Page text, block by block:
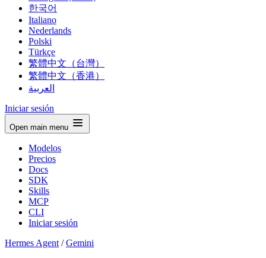
한국어
Italiano
Nederlands
Polski
Türkçe
繁體中文（台灣）
繁體中文（香港）
العربية
Iniciar sesión
Open main menu
Modelos
Precios
Docs
SDK
Skills
MCP
CLI
Iniciar sesión
Hermes Agent /Gemini